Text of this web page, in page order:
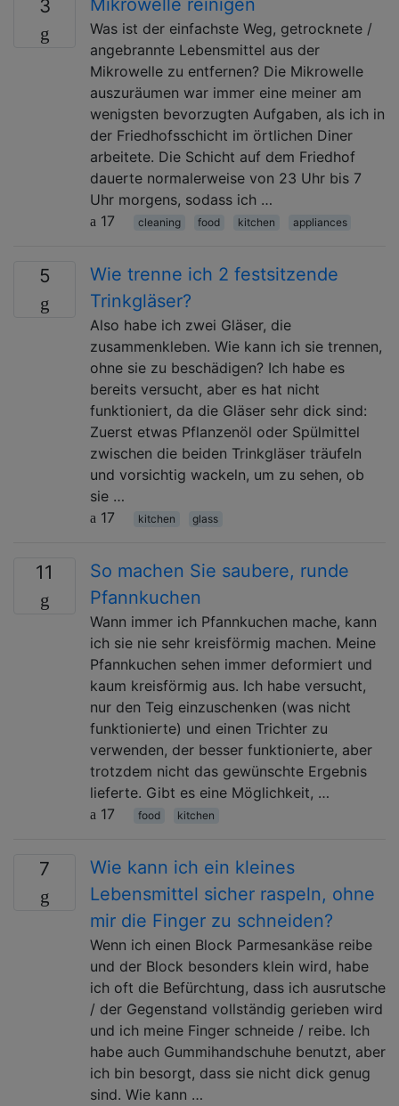
3
Was ist der einfachste Weg, getrocknete /
angebrannte Lebensmittel aus der
Mikrowelle zu entfernen? Die Mikrowelle
auszuräumen war immer eine meiner am
wenigsten bevorzugten Aufgaben, als ich in
der Friedhofsschicht im örtlichen Diner
arbeitete. Die Schicht auf dem Friedhof
dauerte normalerweise von 23 Uhr bis 7
Uhr morgens, sodass ich …
17
cleaning food kitchen appliances
5
Wie trenne ich 2 festsitzende
Trinkgläser?
Also habe ich zwei Gläser, die
zusammenkleben. Wie kann ich sie trennen,
ohne sie zu beschädigen? Ich habe es
bereits versucht, aber es hat nicht
funktioniert, da die Gläser sehr dick sind:
Zuerst etwas Pflanzenöl oder Spülmittel
zwischen die beiden Trinkgläser träufeln
und vorsichtig wackeln, um zu sehen, ob
sie …
17
kitchen glass
11
So machen Sie saubere, runde
Pfannkuchen
Wann immer ich Pfannkuchen mache, kann
ich sie nie sehr kreisförmig machen. Meine
Pfannkuchen sehen immer deformiert und
kaum kreisförmig aus. Ich habe versucht,
nur den Teig einzuschenken (was nicht
funktionierte) und einen Trichter zu
verwenden, der besser funktionierte, aber
trotzdem nicht das gewünschte Ergebnis
lieferte. Gibt es eine Möglichkeit, …
17
food kitchen
7
Wie kann ich ein kleines
Lebensmittel sicher raspeln, ohne
mir die Finger zu schneiden?
Wenn ich einen Block Parmesankäse reibe
und der Block besonders klein wird, habe
ich oft die Befürchtung, dass ich ausrutsche
/ der Gegenstand vollständig gerieben wird
und ich meine Finger schneide / reibe. Ich
habe auch Gummihandschuhe benutzt, aber
ich bin besorgt, dass sie nicht dick genug
sind. Wie kann …